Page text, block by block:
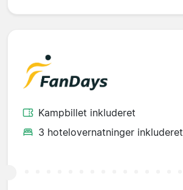
Kampbillet inkluderet
3 hotelovernatninger inkluderet